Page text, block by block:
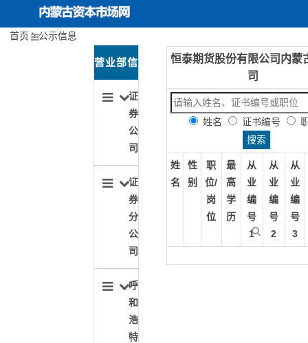
内蒙古资本市场网 首页 关于协会
协会动态
投资者保护
行业文化建设
期货服务实体经济
首页 公示信息
营业部信
息导航证
券
公
司
证
券
分
公
司
呼
和
浩
特
恒泰期货股份有限公司内蒙
司
姓名 证书编号
姓
名
性
别
职
位/
岗
位
最
高
学
历
从
业
编
号
1
从
业
编
号
2
从
业
编
号
3